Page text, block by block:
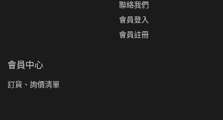
聯絡我們
會員登入
會員註冊
會員中心
訂貨、詢價清單